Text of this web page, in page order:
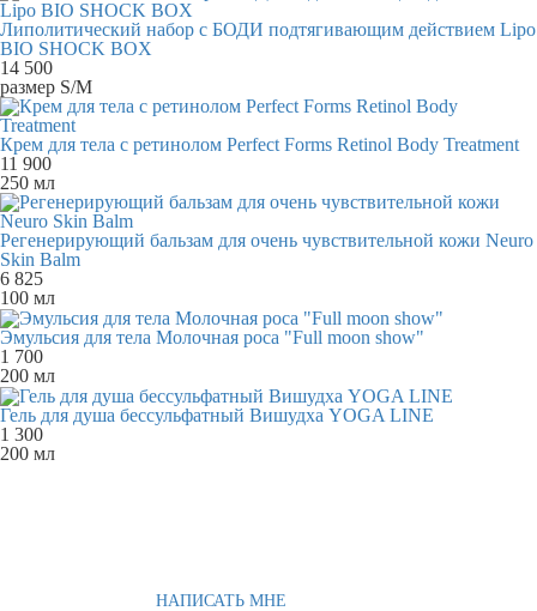
Липолитический набор с БОДИ подтягивающим действием Lipo
BIO SHOCK BOX
14 500
размер S/M
Крем для тела с ретинолом Perfect Forms Retinol Body Treatment
11 900
250 мл
Регенерирующий бальзам для очень чувствительной кожи Neuro
Skin Balm
6 825
100 мл
Эмульсия для тела Молочная роса "Full moon show"
1 700
200 мл
Гель для душа бессульфатный Вишудха YOGA LINE
1 300
200 мл
НАПИСАТЬ МНЕ